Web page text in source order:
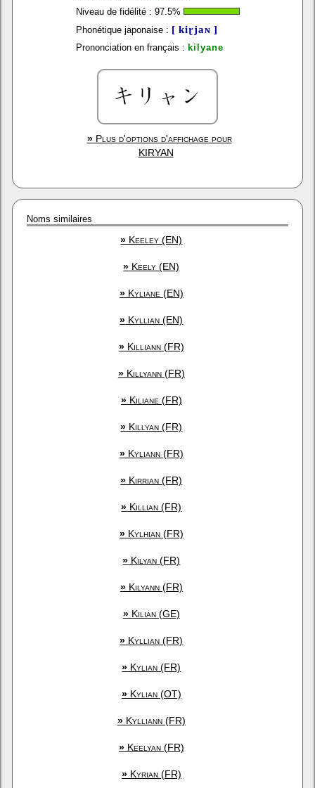
Niveau de fidélité : 97.5%
Phonétique japonaise : [ kiɽjaɴ ]
Prononciation en français : kilyane
»Plus d'options d'affichage pour
KIRYAN
Noms similaires
» Keeley (EN)
» Keely (EN)
»Kyliane (EN)
» Kyllian (EN)
»Killiann (FR)
»Killyann (FR)
»Kiliane (FR)
» Killyan (FR)
»Kyliann (FR)
» Kirrian (FR)
» Killian (FR)
»Kylhian (FR)
» Kilyan (FR)
»Kilyann (FR)
»Kilian (GE)
» Kyllian (FR)
» Kylian (FR)
»Kylian (OT)
»Kylliann (FR)
»Keelyan (FR)
»Kyrian (FR)